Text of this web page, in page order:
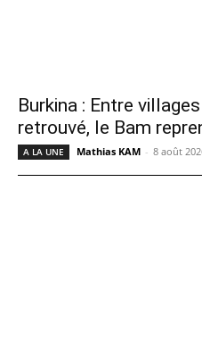
Burkina : Entre
retrouvé, le Bam
A LA UNE Mathias KAM - 8 août